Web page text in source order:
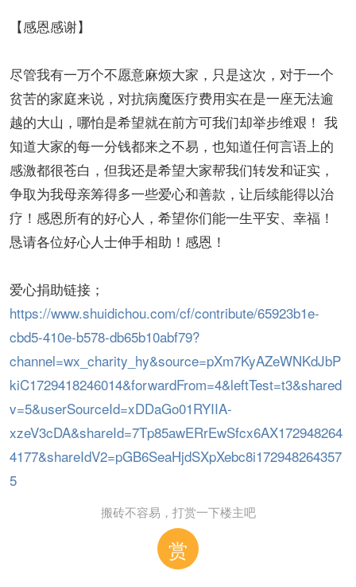
【感恩感谢】
尽管我有一万个不愿意麻烦大家，只是这次，对于一个
贫苦的家庭来说，对抗病魔医疗费用实在是一座无法逾
越的大山，哪怕是希望就在前方可我们却举步维艰！ 我
知道大家的每一分钱都来之不易，也知道任何言语上的
感激都很苍白，但我还是希望大家帮我们转发和证实，
争取为我母亲筹得多一些爱心和善款，让后续能得以治
疗！感恩所有的好心人，希望你们能一生平安、幸福！
恳请各位好心人士伸手相助！感恩！
爱心捐助链接；
https://www.shuidichou.com/cf/contribute/65923b1e-
cbd5-410e-b578-db65b10abf79?
channel=wx_charity_hy&source=pXm7KyAZeWNKdJbP
kiC1729418246014&forwardFrom=4&leftTest=t3&shared
v=5&userSourceId=xDDaGo01RYIIA-
xzeV3cDA&shareId=7Tp85awERrEwSfcx6AX172948264
4177&shareIdV2=pGB6SeaHjdSXpXebc8i172948264357
5
搬砖不容易，打赏一下楼主吧
赏